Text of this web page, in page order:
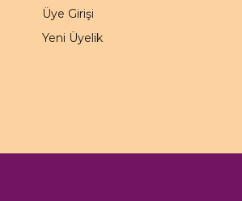
Üye Girişi
Yeni Üyelik